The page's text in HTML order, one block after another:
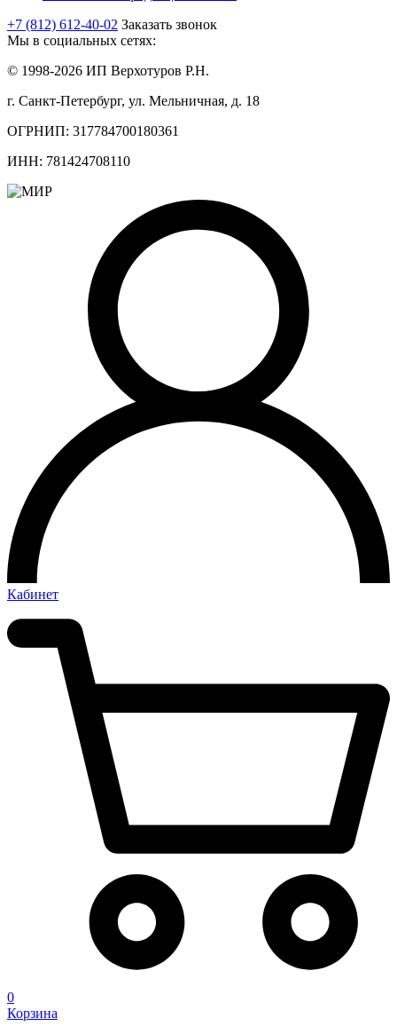
+7 (812) 612-40-02 Заказать звонок
Мы в социальных сетях:
© 1998-2026 ИП Верхотуров Р.Н.
г. Санкт-Петербург, ул. Мельничная, д. 18
ОГРНИП: 317784700180361
ИНН: 781424708110
Кабинет
0
Корзина